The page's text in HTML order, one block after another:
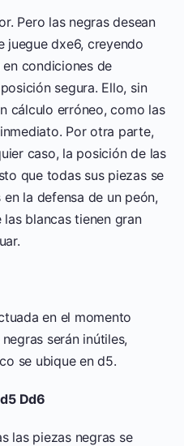
Pero las negras desean
juegue dxe6, creyendo
condiciones de
segura. Ello, sin
cálculo erróneo, como las
Por otra parte,
caso, la posición de las
que todas sus piezas se
la defensa de un peón,
blancas tienen gran
en el momento
serán inútiles,
se ubique en d5.
Dd6
las piezas negras se